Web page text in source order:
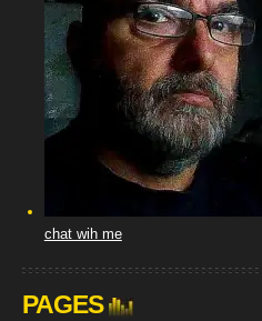
chat wih me
PAGES